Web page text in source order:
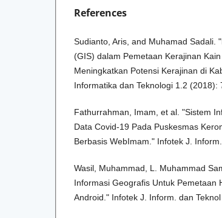
References
Sudianto, Aris, and Muhamad Sadali.
(GIS) dalam Pemetaan Kerajinan
Meningkatkan Potensi Kerajinan di
Informatika dan Teknologi 1.2 (2018):
Fathurrahman, Imam, et al. "Sistem
Data Covid-19 Pada Puskesmas
Berbasis WebImam." Infotek J.
Wasil, Muhammad, L. Muhammad
Informasi Geografis Untuk Pemetaan
Android." Infotek J. Inform. dan